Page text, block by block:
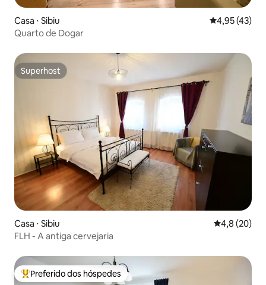
Casa ⋅ Sibiu 4,95 de uma
4,95 (43)
Quarto de Dogar
Superhost
Superhost
Casa ⋅ Sibiu 4,8 de uma
4,8 (20)
FLH - A antiga cervejaria
Entre os melhores preferidos dos hóspedes
Preferido dos hóspedes